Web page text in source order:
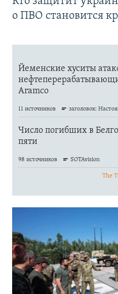
о ПВО становится